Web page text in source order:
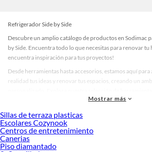
Refrigerador Side by Side
Descubre un amplio catálogo de productos en Sodimac
by Side. Encuentra todo lo que necesitas para renovar tu
encuentra inspiración para tus proyectos!
Desde herramientas hasta accesorios, estamos aquí para
realidad tus ideas y renovar tus espacios, creando un
accesorios de calidad que te ayudarán a crear un espacio
Desde remodelaciones hasta proyectos de decoración,
tus ideas realidad. ¡Visítanos y encuentra todo lo que
Refrigerador Side by Side!
Explora la variedad de productos de Refrigerador
Mostrar más
Sillas de terraza plasticas
Escolares Cozynook
Centros de entretenimiento
Canerias
Piso diamantado